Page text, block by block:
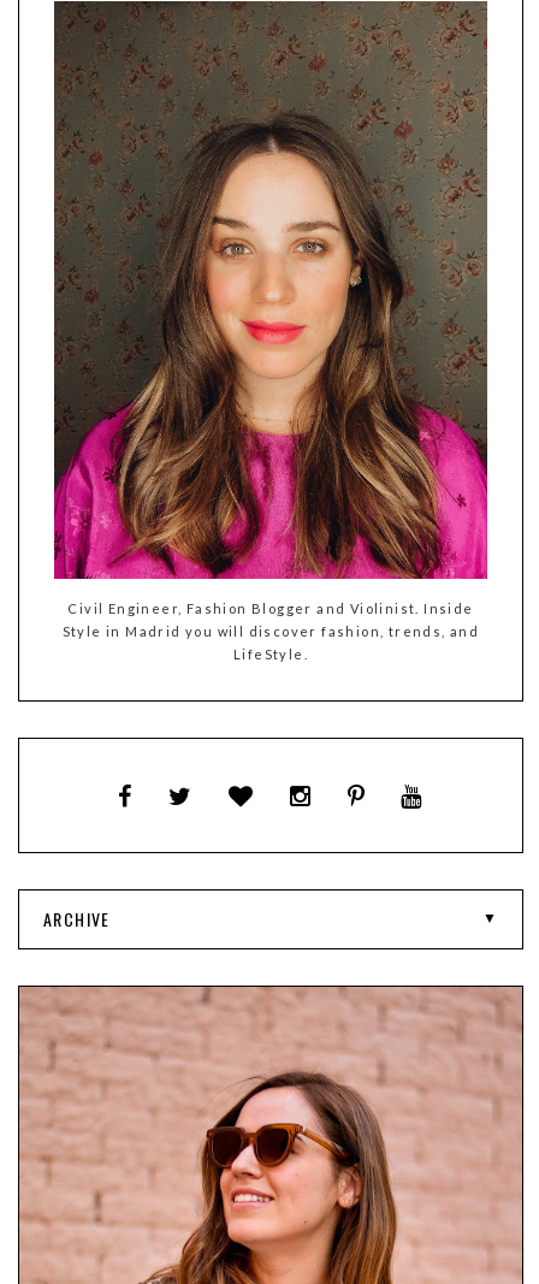
Civil Engineer, Fashion Blogger and Violinist. Inside
Style in Madrid you will discover fashion, trends, and
LifeStyle.
ARCHIVE